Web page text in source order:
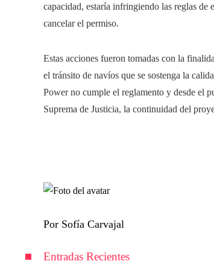
capacidad, estaría infringiendo las reglas de
cancelar el permiso.
Estas acciones fueron tomadas con la
el tránsito de navíos que se sostenga la
Power no cumple el reglamento y desde el
Suprema de Justicia, la continuidad del
Por Sofía Carvajal
Entradas Recientes